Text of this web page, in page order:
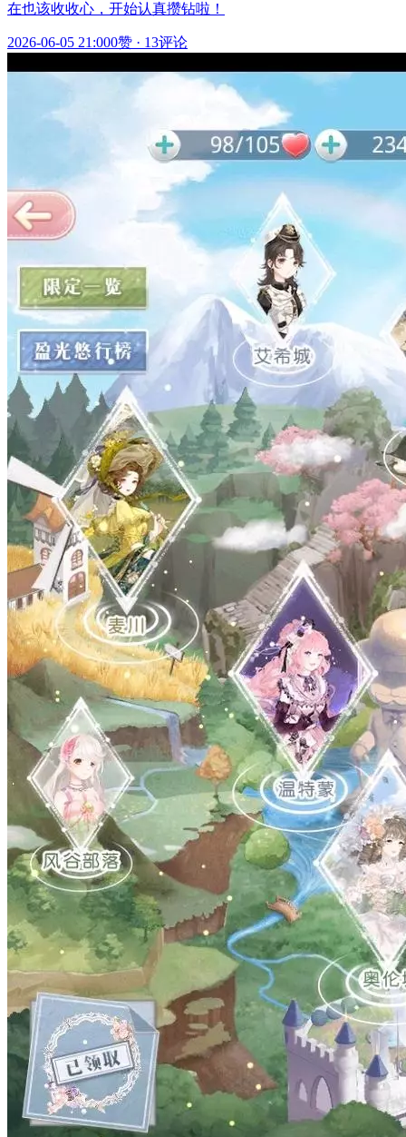
在也该收收心，开始认真攒钻啦！
2026-06-05 21:000赞 · 13评论